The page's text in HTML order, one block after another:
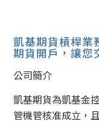
凱基期貨槓桿業
期貨開戶，讓您
公司簡介
凱基期貨為凱基金
管機管核准成立，